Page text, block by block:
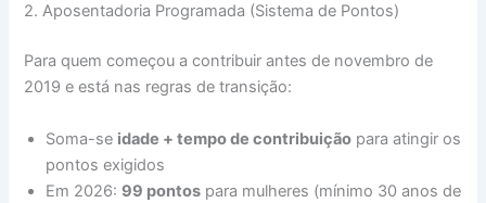
2. Aposentadoria Programada (Sistema de Pontos)
Para quem começou a contribuir antes de novembro de
2019 e está nas regras de transição:
Soma-se idade + tempo de contribuição para atingir os
pontos exigidos
Em 2026: 99 pontos para mulheres (mínimo 30 anos de